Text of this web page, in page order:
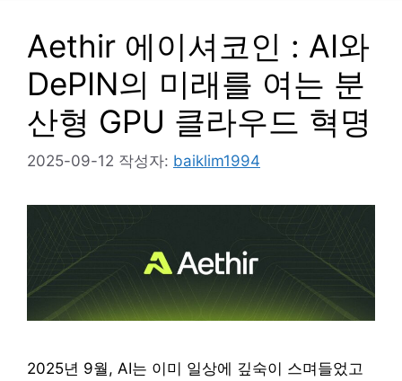
Aethir 에이셔코인 : AI와
DePIN의 미래를 여는 분
산형 GPU 클라우드 혁명
2025-09-12 작성자: baiklim1994
2025년 9월, AI는 이미 일상에 깊숙이 스며들었고